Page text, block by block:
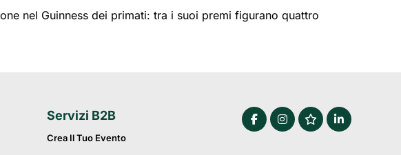
nel Guinness dei primati: tra i suoi premi figurano quattro
Servizi B2B
Crea Il Tuo Evento